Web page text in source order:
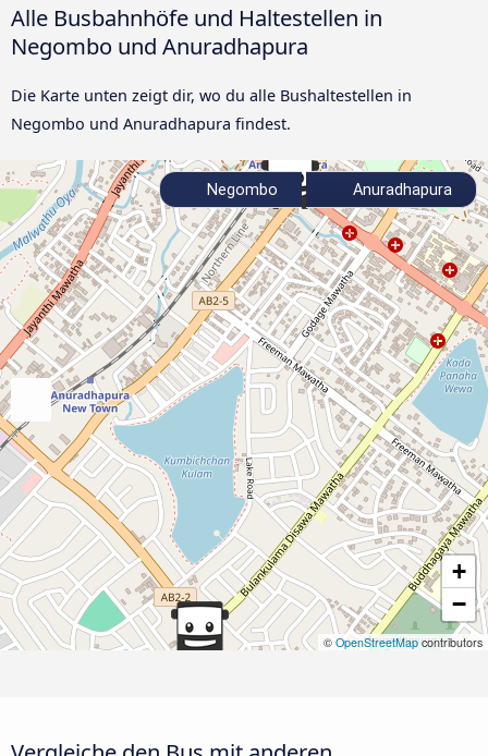
Alle Busbahnhöfe und Haltestellen in
Negombo und Anuradhapura
Die Karte unten zeigt dir, wo du alle Bushaltestellen in
Negombo und Anuradhapura findest.
+
−
© OpenStreetMapcontributors
Negombo Anuradhapura